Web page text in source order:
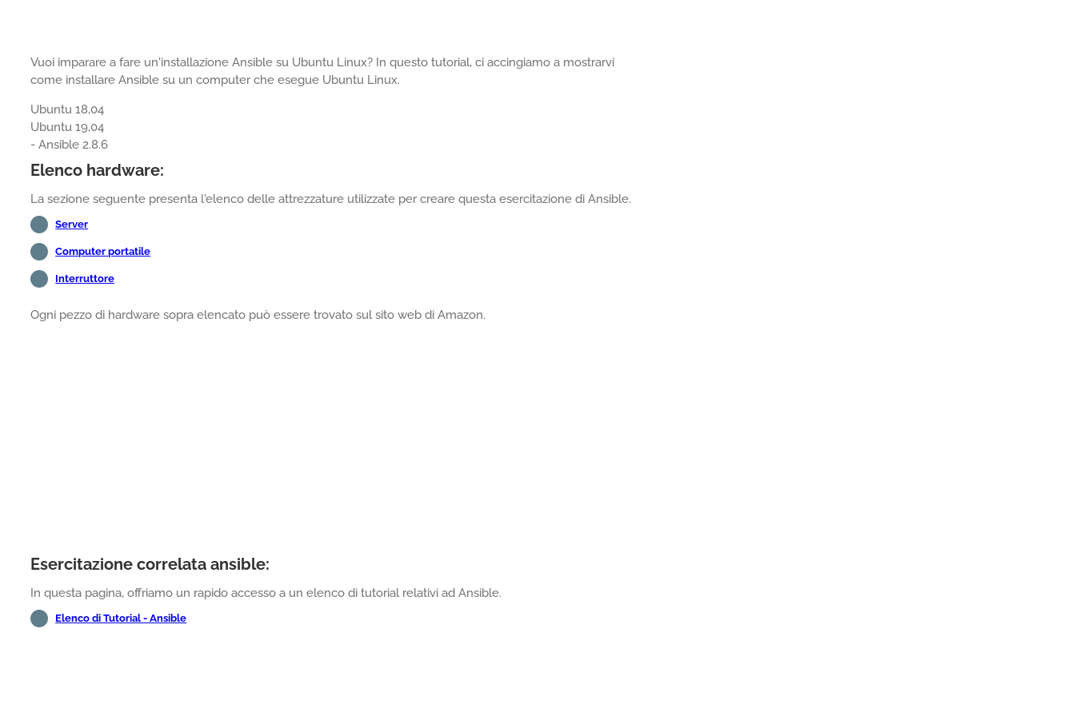
Vuoi imparare a fare un'installazione Ansible su Ubuntu Linux? In questo tutorial, ci accingiamo a mostrarvi
come installare Ansible su un computer che esegue Ubuntu Linux.
Ubuntu 18,04
Ubuntu 19,04
- Ansible 2.8.6
Elenco hardware:
La sezione seguente presenta l'elenco delle attrezzature utilizzate per creare questa esercitazione di Ansible.
Server
Computer portatile
Interruttore
Ogni pezzo di hardware sopra elencato può essere trovato sul sito web di Amazon.
Esercitazione correlata ansible:
In questa pagina, offriamo un rapido accesso a un elenco di tutorial relativi ad Ansible.
Elenco di Tutorial - Ansible